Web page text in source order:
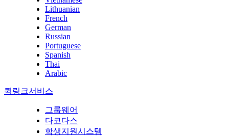
Lithuanian
French
German
Russian
Portuguese
Spanish
Thai
Arabic
퀵링크서비스
그룹웨어
다코다스
학생지원시스템